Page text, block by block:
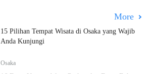
More
15 Pilihan Tempat Wisata di Osaka yang Wajib
Anda Kunjungi
Osaka